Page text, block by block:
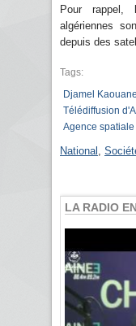
Pour rappel,
algériennes
depuis des
Tags:
Djamel Kaouane
Télédiffusion
Agence
National
LA RADIO